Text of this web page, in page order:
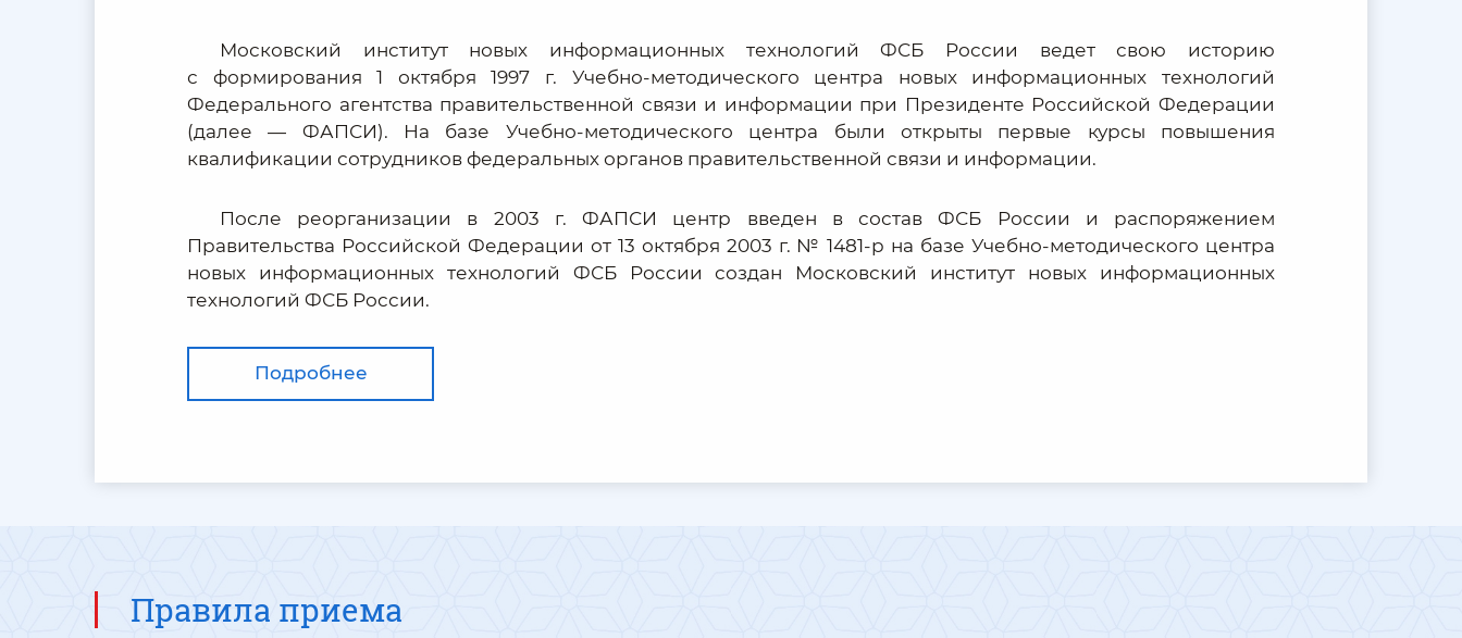
Московский институт новых информационных технологий ФСБ России ведет свою историю
с формирования 1 октября 1997 г. Учебно-методического центра новых информационных технологий
Федерального агентства правительственной связи и информации при Президенте Российской Федерации
(далее — ФАПСИ). На базе Учебно-методического центра были открыты первые курсы повышения
квалификации сотрудников федеральных органов правительственной связи и информации.
После реорганизации в 2003 г. ФАПСИ центр введен в состав ФСБ России и распоряжением
Правительства Российской Федерации от 13 октября 2003 г. № 1481-р на базе Учебно-методического центра
новых информационных технологий ФСБ России создан Московский институт новых информационных
технологий ФСБ России.
Подробнее
Правила приема